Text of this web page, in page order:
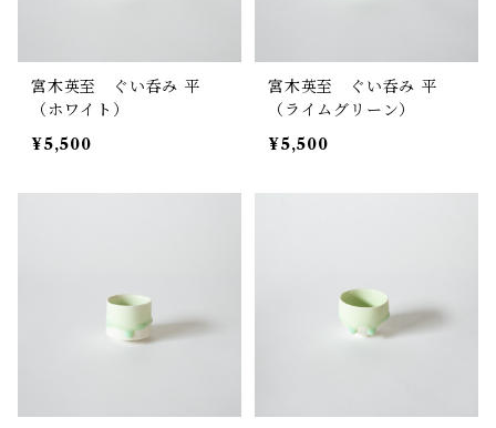
宮木英至 ぐい呑み 平
（ホワイト）
¥5,500
宮木英至 ぐい呑み 平
（ライムグリーン）
¥5,500